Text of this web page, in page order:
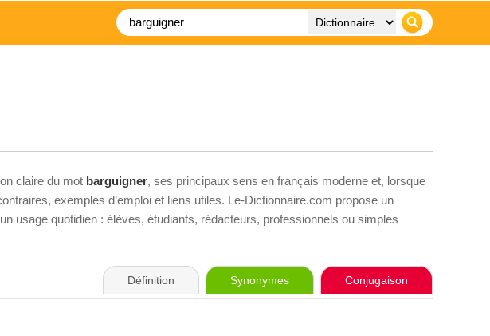
claire du mot barguigner, ses principaux sens en français moderne et, lorsque
exemples d’emploi et liens utiles. Le-Dictionnaire.com propose un
usage quotidien : élèves, étudiants, rédacteurs, professionnels ou simples
Définition Synonymes Conjugaison